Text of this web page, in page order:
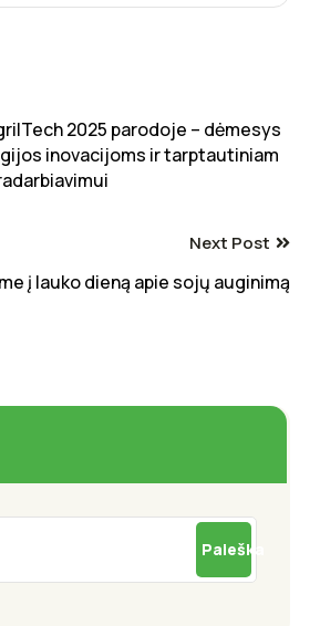
2025 parodoje – dėmesys
inovacijoms ir tarptautiniam
Next Post
į lauko dieną apie sojų auginimą
Paieška